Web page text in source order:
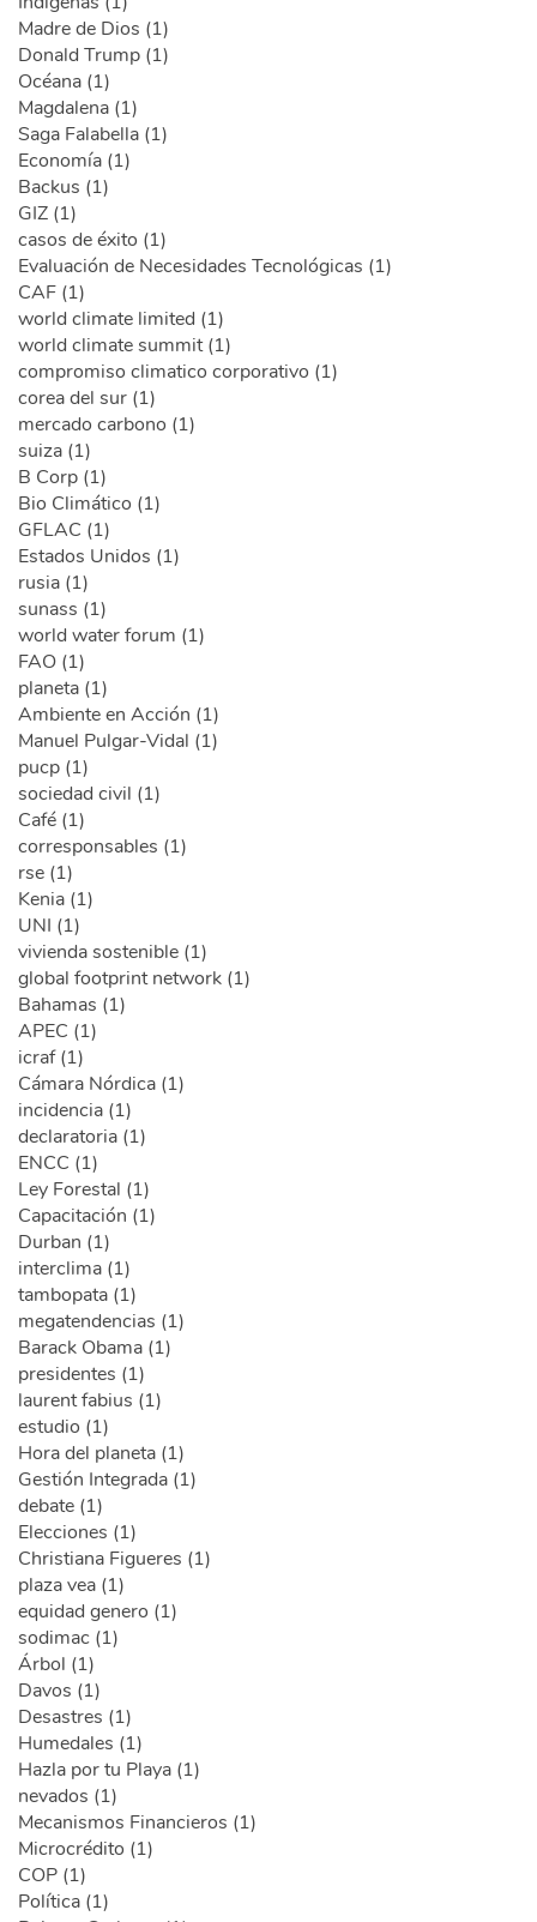
Madre de Dios (1)
Donald Trump (1)
Océana (1)
Magdalena (1)
Saga Falabella (1)
Economía (1)
Backus (1)
GIZ (1)
casos de éxito (1)
Evaluación de Necesidades Tecnológicas (1)
CAF (1)
world climate limited (1)
world climate summit (1)
compromiso climatico corporativo (1)
corea del sur (1)
mercado carbono (1)
suiza (1)
B Corp (1)
Bio Climático (1)
GFLAC (1)
Estados Unidos (1)
rusia (1)
sunass (1)
world water forum (1)
FAO (1)
planeta (1)
Ambiente en Acción (1)
Manuel Pulgar-Vidal (1)
pucp (1)
sociedad civil (1)
Café (1)
corresponsables (1)
rse (1)
Kenia (1)
UNI (1)
vivienda sostenible (1)
global footprint network (1)
Bahamas (1)
APEC (1)
icraf (1)
Cámara Nórdica (1)
incidencia (1)
declaratoria (1)
ENCC (1)
Ley Forestal (1)
Capacitación (1)
Durban (1)
interclima (1)
tambopata (1)
megatendencias (1)
Barack Obama (1)
presidentes (1)
laurent fabius (1)
estudio (1)
Hora del planeta (1)
Gestión Integrada (1)
debate (1)
Elecciones (1)
Christiana Figueres (1)
plaza vea (1)
equidad genero (1)
sodimac (1)
Árbol (1)
Davos (1)
Desastres (1)
Humedales (1)
Hazla por tu Playa (1)
nevados (1)
Mecanismos Financieros (1)
Microcrédito (1)
COP (1)
Política (1)